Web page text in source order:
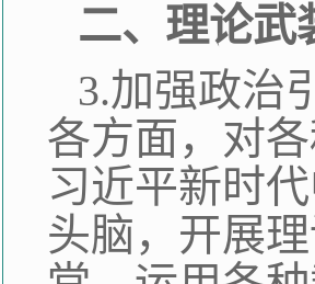
二、理论武
3.加强政治
各方面，对
习近平新时
头脑，开展